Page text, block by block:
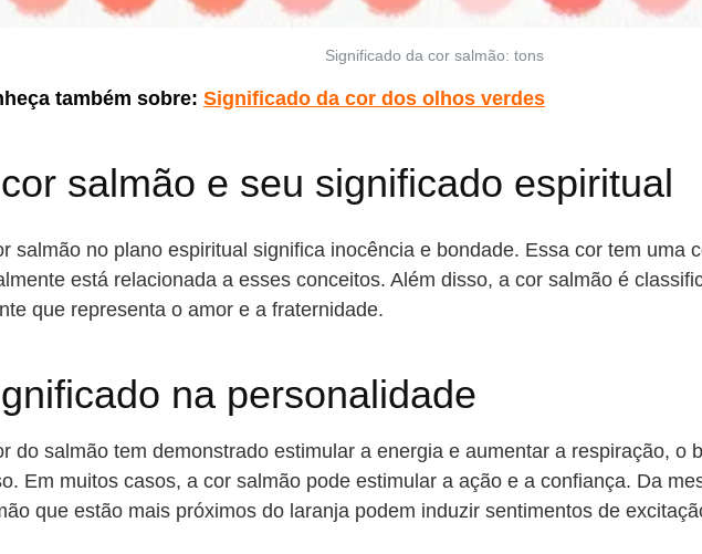
Significado da cor salmão: tons
também sobre: Significado da cor dos olhos verdes
salmão e seu significado espiritual
salmão no plano espiritual significa inocência e bondade. Essa cor tem uma
está relacionada a esses conceitos. Além disso, a cor salmão é
que representa o amor e a fraternidade.
na personalidade
do salmão tem demonstrado estimular a energia e aumentar a respiração, o
Em muitos casos, a cor salmão pode estimular a ação e a confiança. Da
que estão mais próximos do laranja podem induzir sentimentos de